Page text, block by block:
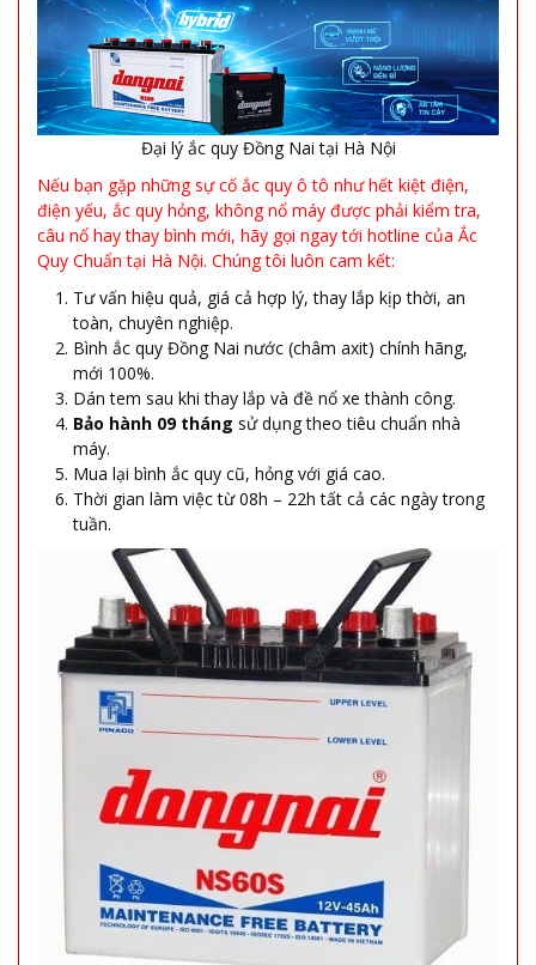
Đại lý ắc quy Đồng Nai tại Hà Nội
Nếu bạn gặp những sự cố ắc quy ô tô như hết kiệt điện,
điện yếu, ắc quy hỏng, không nổ máy được phải kiểm tra,
câu nổ hay thay bình mới, hãy gọi ngay tới hotline của Ắc
Quy Chuẩn tại Hà Nội. Chúng tôi luôn cam kết:
Tư vấn hiệu quả, giá cả hợp lý, thay lắp kịp thời, an
toàn, chuyên nghiệp.
Bình ắc quy Đồng Nai nước (châm axit) chính hãng,
mới 100%.
Dán tem sau khi thay lắp và đề nổ xe thành công.
Bảo hành 09 tháng sử dụng theo tiêu chuẩn nhà
máy.
Mua lại bình ắc quy cũ, hỏng với giá cao.
Thời gian làm việc từ 08h – 22h tất cả các ngày trong
tuần.